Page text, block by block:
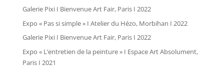
Galerie Pixi I Bienvenue Art Fair, Paris I 2022
Expo « Pas si simple » I Atelier du Hézo, Morbihan I 2022
Galerie Pixi I Bienvenue Art Fair, Paris I 2022
Expo « L’entretien de la peinture » I Espace Art Absolument,
Paris I 2021